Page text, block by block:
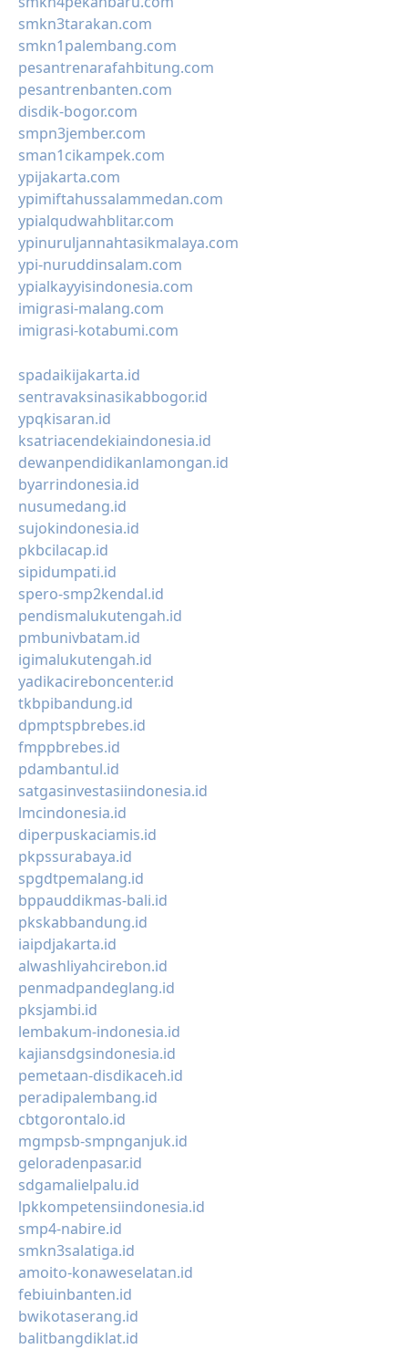
smkn3tarakan.com
smkn1palembang.com
pesantrenarafahbitung.com
pesantrenbanten.com
disdik-bogor.com
smpn3jember.com
sman1cikampek.com
ypijakarta.com
ypimiftahussalammedan.com
ypialqudwahblitar.com
ypinuruljannahtasikmalaya.com
ypi-nuruddinsalam.com
ypialkayyisindonesia.com
imigrasi-malang.com
imigrasi-kotabumi.com
spadaikijakarta.id
sentravaksinasikabbogor.id
ypqkisaran.id
ksatriacendekiaindonesia.id
dewanpendidikanlamongan.id
byarrindonesia.id
nusumedang.id
sujokindonesia.id
pkbcilacap.id
sipidumpati.id
spero-smp2kendal.id
pendismalukutengah.id
pmbunivbatam.id
igimalukutengah.id
yadikacireboncenter.id
tkbpibandung.id
dpmptspbrebes.id
fmppbrebes.id
pdambantul.id
satgasinvestasiindonesia.id
lmcindonesia.id
diperpuskaciamis.id
pkpssurabaya.id
spgdtpemalang.id
bppauddikmas-bali.id
pkskabbandung.id
iaipdjakarta.id
alwashliyahcirebon.id
penmadpandeglang.id
pksjambi.id
lembakum-indonesia.id
kajiansdgsindonesia.id
pemetaan-disdikaceh.id
peradipalembang.id
cbtgorontalo.id
mgmpsb-smpnganjuk.id
geloradenpasar.id
sdgamalielpalu.id
lpkkompetensiindonesia.id
smp4-nabire.id
smkn3salatiga.id
amoito-konaweselatan.id
febiuinbanten.id
bwikotaserang.id
balitbangdiklat.id